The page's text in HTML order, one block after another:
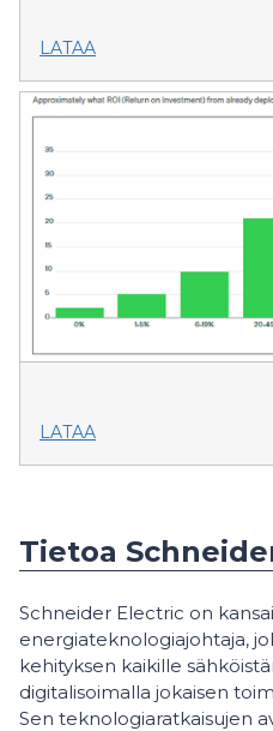
LATAA
LATAA
Tietoa
Schneider Electric on
energiateknologiajohtaja,
kehityksen kaikille
digitalisoimalla jokaisen
Sen teknologiaratkaisujen